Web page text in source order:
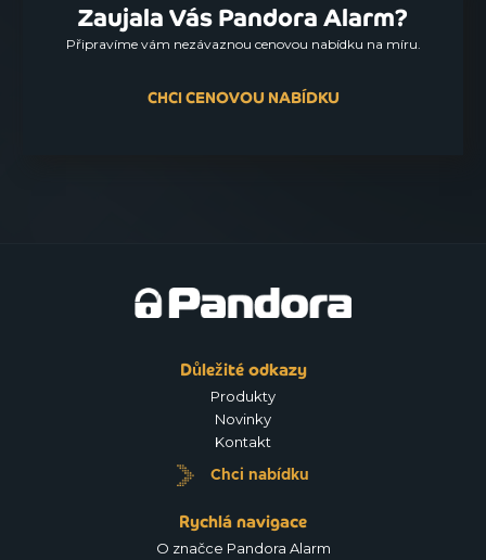
Zaujala Vás Pandora Alarm?
Připravíme vám nezávaznou cenovou nabídku na míru.
CHCI CENOVOU NABÍDKU
Důležité odkazy
Produkty
Novinky
Kontakt
Chci nabídku
Rychlá navigace
O značce Pandora Alarm